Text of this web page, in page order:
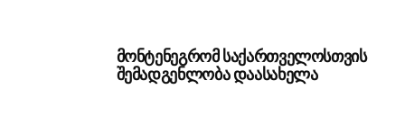
მონტენეგრომ საქართველოსთვის
შემადგენლობა დაასახელა